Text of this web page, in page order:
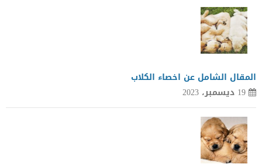
المقال الشامل عن اخصاء الكلاب
19 ديسمبر، 2023